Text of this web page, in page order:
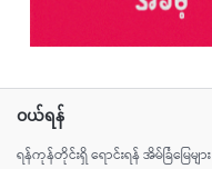
ဝယ်ရန်
ရန်ကုန်တိုင်းရှိ ရောင်းရန် အိမ်ခြံမြေများ